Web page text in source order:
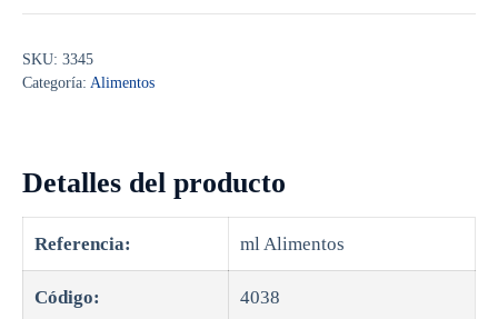
SKU: 3345
Categoría: Alimentos
Detalles del producto
Referencia: ml Alimentos
Código: 4038